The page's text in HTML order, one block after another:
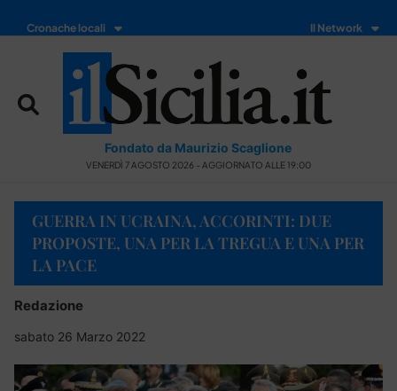
Cronache locali Il Network
Fondato da Maurizio Scaglione
VENERDÌ 7 AGOSTO 2026 - AGGIORNATO ALLE 19:00
GUERRA IN UCRAINA, ACCORINTI: DUE
PROPOSTE, UNA PER LA TREGUA E UNA PER
LA PACE
Redazione
sabato 26 Marzo 2022